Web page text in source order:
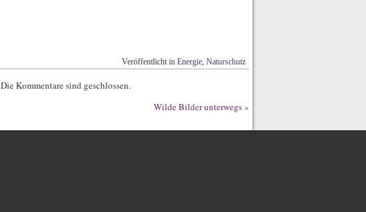
Veröffentlicht in Energie, Naturschutz
Die Kommentare sind geschlossen.
Wilde Bilder unterwegs»